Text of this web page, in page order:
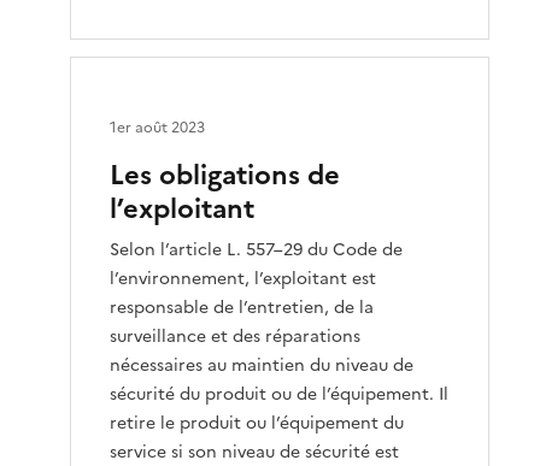
Les obligations de
l’exploitant
Selon l’article L. 557–29 du Code de
l’environnement, l’exploitant est
responsable de l’entretien, de la
surveillance et des réparations
nécessaires au maintien du niveau de
sécurité du produit ou de l’équipement. Il
retire le produit ou l’équipement du
service si son niveau de sécurité est
1er août 2023